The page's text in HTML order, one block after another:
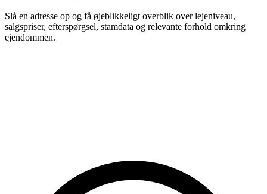
Slå en adresse op og få øjeblikkeligt overblik over lejeniveau,
salgspriser, efterspørgsel, stamdata og relevante forhold omkring
ejendommen.